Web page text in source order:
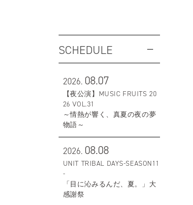
SCHEDULE
2026. 08.07
【夜公演】MUSIC FRUITS 20
26 VOL.31
～情熱が響く、真夏の夜の夢
物語～
2026. 08.08
UNIT TRIBAL DAYS-SEASON11
-
「目に沁みるんだ、夏。」大
感謝祭